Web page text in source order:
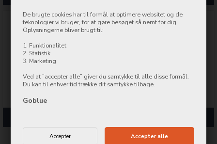
De brugte cookies har til formål at optimere websitet og de
teknologier vi bruger, for at gøre besøget så nemt for dig.
Oplysningerne bliver brugt til:
1. Funktionalitet
2. Statistik
3. Marketing
Ved at ”accepter alle” giver du samtykke til alle disse formål.
Du kan til enhver tid trække dit samtykke tilbage.
Goblue